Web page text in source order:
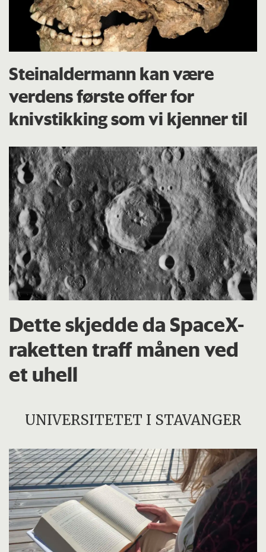
Steinaldermann kan være
verdens første offer for
knivstikking som vi kjenner til
Dette skjedde da SpaceX-
raketten traff månen ved
et uhell
UNIVERSITETET I STAVANGER